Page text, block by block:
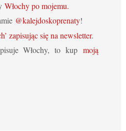
Włochy po mojemu.
@kalejdoskoprenaty!
zapisując się na newsletter.
Włochy, to kup moją